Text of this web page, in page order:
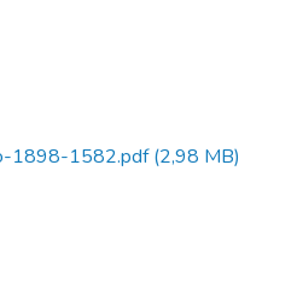
1898-1582.pdf(2,98 MB)